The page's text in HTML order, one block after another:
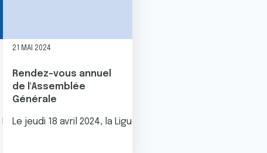
écoles de Vernon à l'occasion des Espaces Sans Tabac
Nous avons le plaisir de vous annoncer que des
21 MAI 2024
Rendez-vous annuel
de l'Assemblée
Générale
Le jeudi 18 avril 2024, la Ligue contre le cancer du